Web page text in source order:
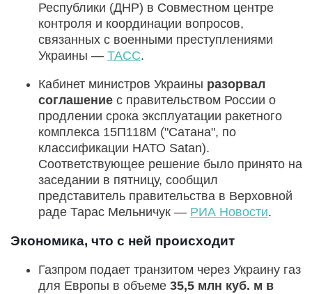
Республики (ДНР) в Совместном центре
контроля и координации вопросов,
связанных с военными преступлениями
Украины — ТАСС.
Кабинет министров Украины разорвал
соглашение с правительством России о
продлении срока эксплуатации ракетного
комплекса 15П118М ("Сатана", по
классификации НАТО Satan).
Соответствующее решение было принято на
заседании в пятницу, сообщил
представитель правительства в Верховной
раде Тарас Мельничук — РИА Новости.
Экономика, что с ней происходит
Газпром подает транзитом через Украину газ
для Европы в объеме 35,5 млн куб. м в